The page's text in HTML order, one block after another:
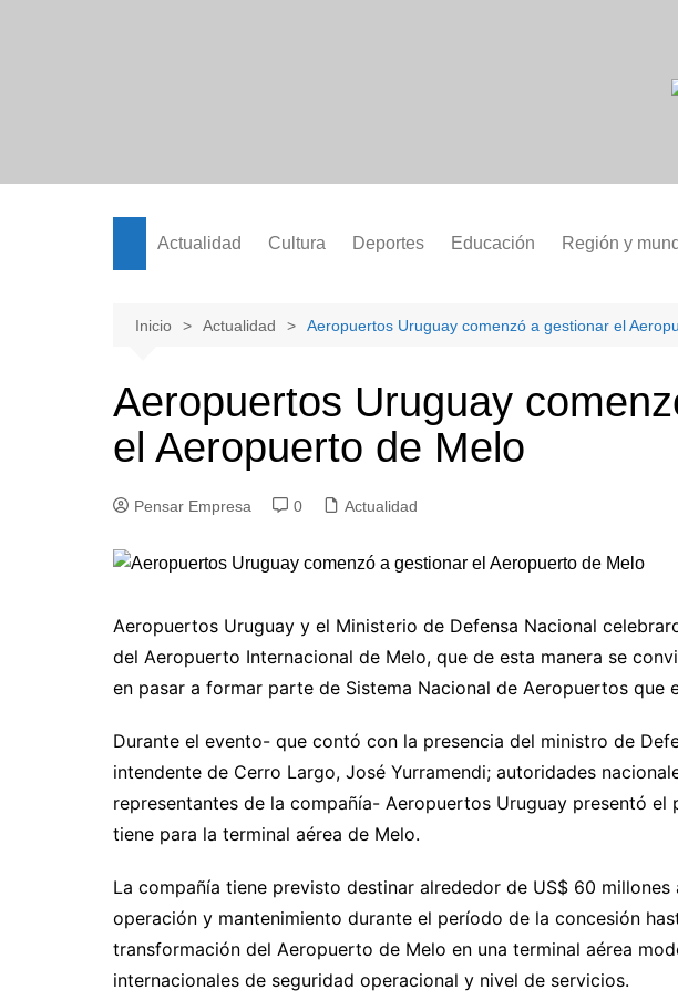
Actualidad Cultura Deportes Educación Región y
Inicio Actualidad Aeropuertos Uruguay comenzó a gestionar el
Aeropuertos Uruguay
el Aeropuerto de Melo
Pensar Empresa 0 Actualidad
Aeropuertos Uruguay y el Ministerio de Defensa Nacional
del Aeropuerto Internacional de Melo, que de esta manera se
en pasar a formar parte de Sistema Nacional de Aeropuertos que
Durante el evento- que contó con la presencia del ministro de
intendente de Cerro Largo, José Yurramendi; autoridades
representantes de la compañía- Aeropuertos Uruguay presentó el
tiene para la terminal aérea de Melo.
La compañía tiene previsto destinar alrededor de US$ 60
operación y mantenimiento durante el período de la concesión
transformación del Aeropuerto de Melo en una terminal aérea
internacionales de seguridad operacional y nivel de servicios.